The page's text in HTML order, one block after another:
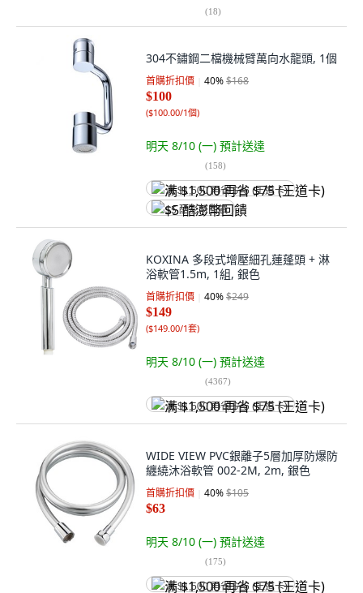
(18)
304不鏽鋼二檔機械臂萬向水龍頭, 1個
首購折扣價 40%$168
$100
($100.00/1個)
明天 8/10 (一) 預計送達
(158)
满 $1,500 再省 $75 (王道卡)
$5 酷澎幣回饋
KOXINA 多段式增壓細孔蓮蓬頭 + 淋
浴軟管1.5m, 1組, 銀色
首購折扣價 40%$249
$149
($149.00/1套)
明天 8/10 (一) 預計送達
(4367)
满 $1,500 再省 $75 (王道卡)
WIDE VIEW PVC銀離子5層加厚防爆防
纏繞沐浴軟管 002-2M, 2m, 銀色
首購折扣價 40%$105
$63
明天 8/10 (一) 預計送達
(175)
满 $1,500 再省 $75 (王道卡)